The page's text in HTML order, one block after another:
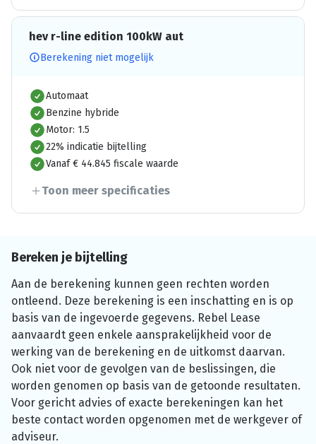
hev r-line edition 100kW aut
Berekening niet mogelijk
Automaat
Benzine hybride
Motor: 1.5
22% indicatie bijtelling
Vanaf € 44.845 fiscale waarde
Toon meer specificaties
Bereken je bijtelling
Aan de berekening kunnen geen rechten worden
ontleend. Deze berekening is een inschatting en is op
basis van de ingevoerde gegevens. Rebel Lease
aanvaardt geen enkele aansprakelijkheid voor de
werking van de berekening en de uitkomst daarvan.
Ook niet voor de gevolgen van de beslissingen, die
worden genomen op basis van de getoonde resultaten.
Voor gericht advies of exacte berekeningen kan het
beste contact worden opgenomen met de werkgever of
adviseur.